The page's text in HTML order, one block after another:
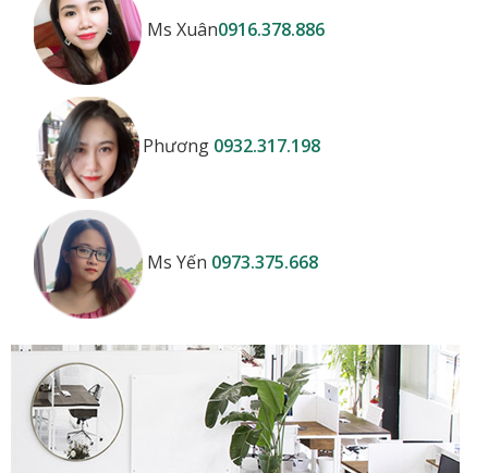
Ms Xuân0916.378.886
Phương 0932.317.198
Ms Yến 0973.375.668